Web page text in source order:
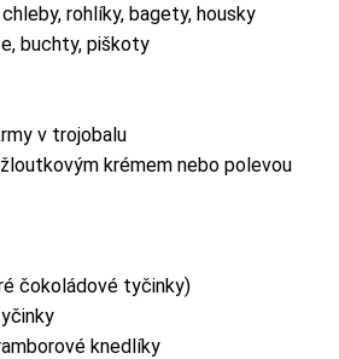
rohlíky, bagety, housky
buchty, piškoty
v trojobalu
krémem nebo polevou
čokoládové tyčinky)
knedlíky